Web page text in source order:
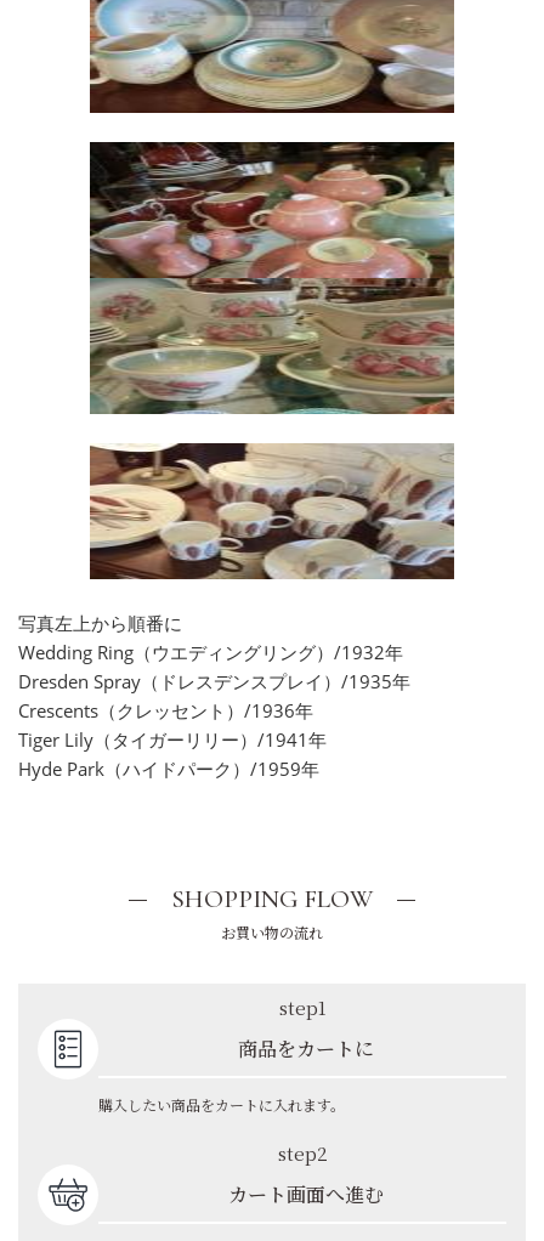
写真左上から順番に
Wedding Ring（ウエディングリング）/1932年
Dresden Spray（ドレスデンスプレイ）/1935年
Crescents（クレッセント）/1936年
Tiger Lily（タイガーリリー）/1941年
Hyde Park（ハイドパーク）/1959年
SHOPPING FLOW
お買い物の流れ
step1
商品をカートに
購入したい商品をカートに入れます。
step2
カート画面へ進む